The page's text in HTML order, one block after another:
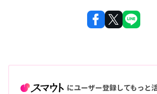
にユーザー登録してもっと